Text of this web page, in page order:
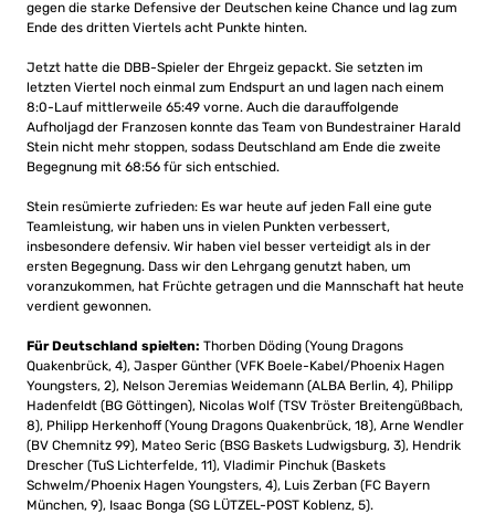
gegen die starke Defensive der Deutschen keine Chance und lag zum
Ende des dritten Viertels acht Punkte hinten.
Jetzt hatte die DBB-Spieler der Ehrgeiz gepackt. Sie setzten im
letzten Viertel noch einmal zum Endspurt an und lagen nach einem
8:0-Lauf mittlerweile 65:49 vorne. Auch die darauffolgende
Aufholjagd der Franzosen konnte das Team von Bundestrainer Harald
Stein nicht mehr stoppen, sodass Deutschland am Ende die zweite
Begegnung mit 68:56 für sich entschied.
Stein resümierte zufrieden: Es war heute auf jeden Fall eine gute
Teamleistung, wir haben uns in vielen Punkten verbessert,
insbesondere defensiv. Wir haben viel besser verteidigt als in der
ersten Begegnung. Dass wir den Lehrgang genutzt haben, um
voranzukommen, hat Früchte getragen und die Mannschaft hat heute
verdient gewonnen.
Für Deutschland spielten: Thorben Döding (Young Dragons
Quakenbrück, 4), Jasper Günther (VFK Boele-Kabel/Phoenix Hagen
Youngsters, 2), Nelson Jeremias Weidemann (ALBA Berlin, 4), Philipp
Hadenfeldt (BG Göttingen), Nicolas Wolf (TSV Tröster Breitengüßbach,
8), Philipp Herkenhoff (Young Dragons Quakenbrück, 18), Arne Wendler
(BV Chemnitz 99), Mateo Seric (BSG Baskets Ludwigsburg, 3), Hendrik
Drescher (TuS Lichterfelde, 11), Vladimir Pinchuk (Baskets
Schwelm/Phoenix Hagen Youngsters, 4), Luis Zerban (FC Bayern
München, 9), Isaac Bonga (SG LÜTZEL-POST Koblenz, 5).